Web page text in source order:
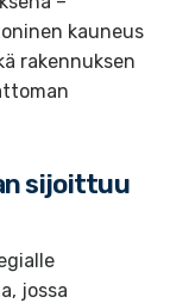
kauneus
rakennuksen
sijoittuu
jossa